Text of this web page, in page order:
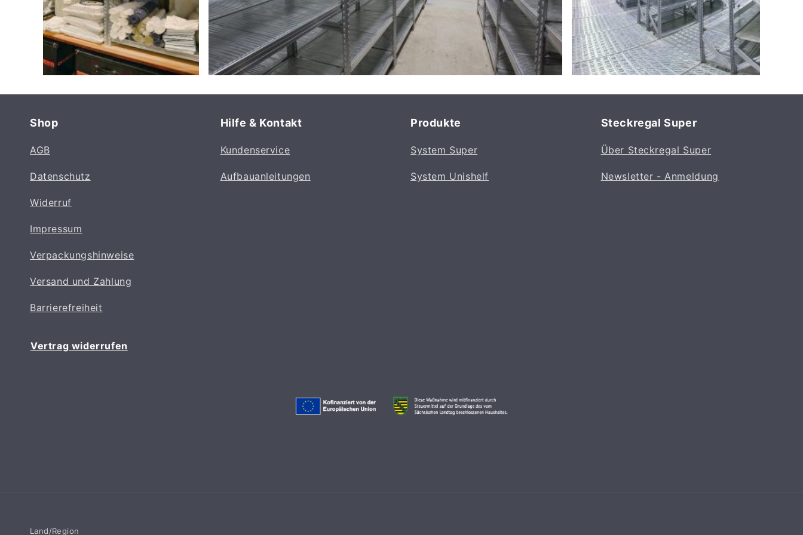
Shop
AGB
Datenschutz
Widerruf
Impressum
Verpackungshinweise
Versand und Zahlung
Barrierefreiheit
Hilfe & Kontakt
Kundenservice
Aufbauanleitungen
Produkte
System Super
System Unishelf
Steckregal Super
Über Steckregal Super
Newsletter - Anmeldung
Vertrag widerrufen
Land/Region